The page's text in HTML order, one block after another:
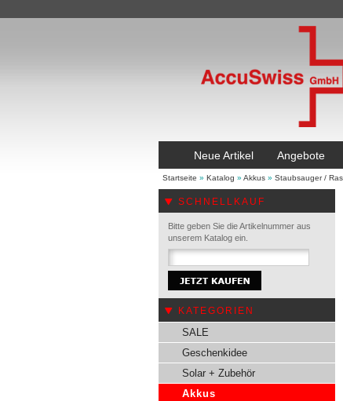
Neue Artikel Angebote
Startseite » Katalog » Akkus » Staubsauger /
SCHNELLKAUF
Bitte geben Sie die Artikelnummer aus
unserem Katalog ein.
KATEGORIEN
SALE
Geschenkidee
Solar + Zubehör
Akkus